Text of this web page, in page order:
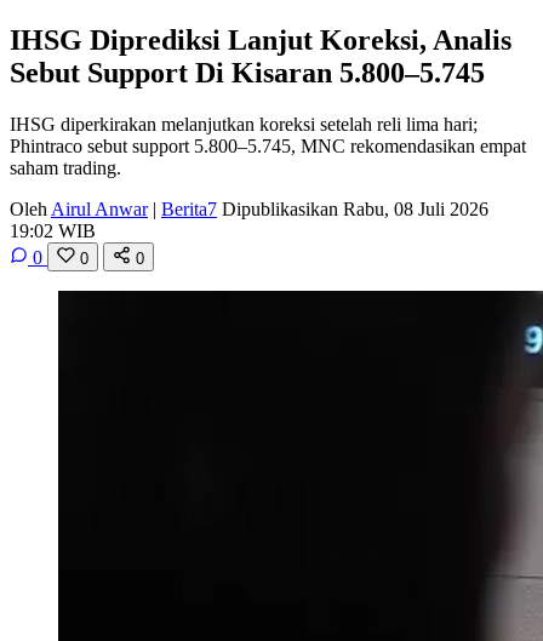
IHSG Diprediksi Lanjut Koreksi, Analis
Sebut Support Di Kisaran 5.800–5.745
IHSG diperkirakan melanjutkan koreksi setelah reli lima hari;
Phintraco sebut support 5.800–5.745, MNC rekomendasikan empat
saham trading.
Oleh Airul Anwar | Berita7 Dipublikasikan Rabu, 08 Juli 2026
19:02 WIB
0
0 0